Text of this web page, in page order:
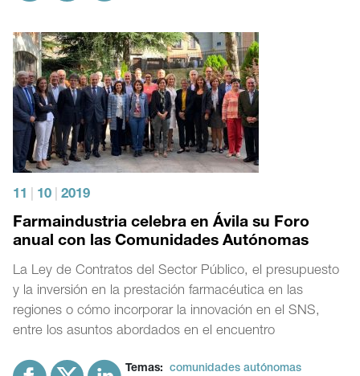
11 10 2019
Farmaindustria celebra en Ávila su Foro
anual con las Comunidades Autónomas
La Ley de Contratos del Sector Público, el presupuesto
y la inversión en la prestación farmacéutica en las
regiones o cómo incorporar la innovación en el SNS,
entre los asuntos abordados en el encuentro
Temas: comunidades autónomas